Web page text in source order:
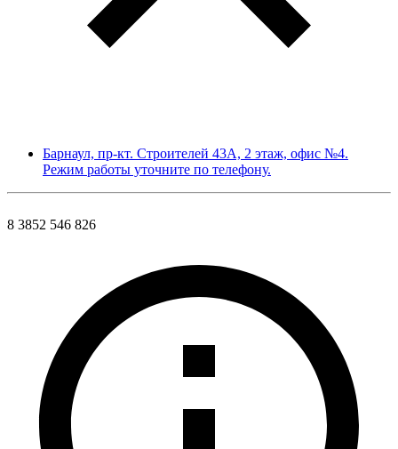
Барнаул, пр-кт. Строителей 43А, 2 этаж, офис №4.
Режим работы уточните по телефону.
8 3852 546 826